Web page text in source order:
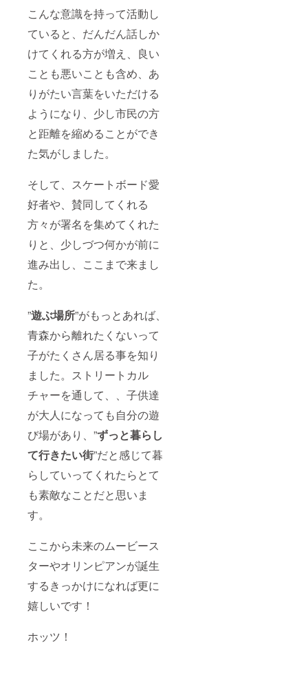
こんな意識を持って活動し
ていると、だんだん話しか
けてくれる方が増え、良い
ことも悪いことも含め、あ
りがたい言葉をいただける
ようになり、少し市民の方
と距離を縮めることができ
た気がしました。
そして、スケートボード愛
好者や、賛同してくれる
方々が署名を集めてくれた
りと、少しづつ何かが前に
進み出し、ここまで来まし
た。
”遊ぶ場所”がもっとあれば、
青森から離れたくないって
子がたくさん居る事を知り
ました。ストリートカル
チャーを通して、、子供達
が大人になっても自分の遊
び場があり、”ずっと暮らし
て行きたい街”だと感じて暮
らしていってくれたらとて
も素敵なことだと思いま
す。
ここから未来のムービース
ターやオリンピアンが誕生
するきっかけになれば更に
嬉しいです！
ホッツ！